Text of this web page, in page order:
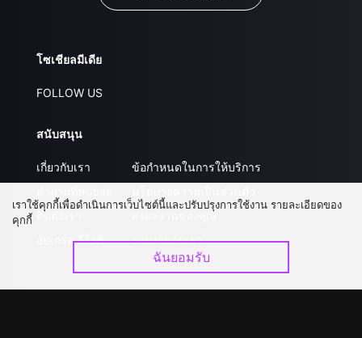
โซเชียลมีเดีย
FOLLOW US
สนับสนุน
เกี่ยวกับเรา
ติดต่อเรา
อัปเกรด วีไอพี
ข้อกำหนดในการให้บริการ
ส่งผลงานของคุณ
ร่วมงานกับเรา
เราใช้คุกกี้เพื่อดำเนินการเว็บไซต์นี้และปรับปรุงการใช้งาน รายละเอียดของ
คุกกี้
ฉันยอมรับ